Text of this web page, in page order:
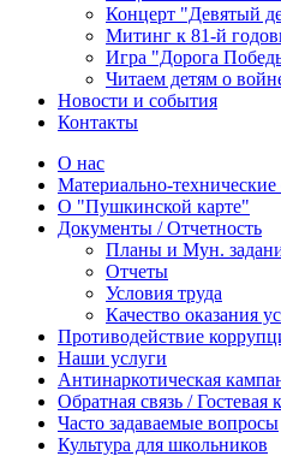
Концерт "Девятый
Митинг к 81-й
Игра "Дорога
Читаем детям о
Новости и события
Контакты
О нас
Материально-технические
О "Пушкинской карте"
Документы / Отчетность
Планы и Мун.
Отчеты
Условия труда
Качество оказания
Противодействие
Наши услуги
Антинаркотическая
Обратная связь / Гостевая
Часто задаваемые вопросы
Культура для школьников